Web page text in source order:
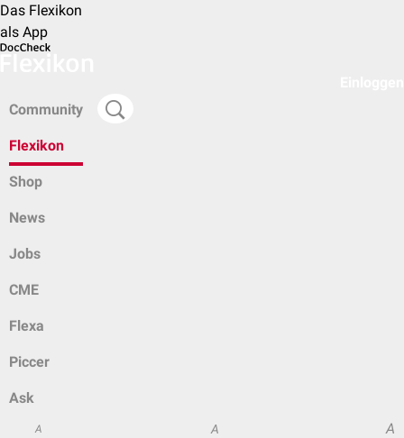
Das Flexikon
als App
Community
Flexikon
Shop
News
Jobs
CME
Flexa
Piccer
Ask
A A A